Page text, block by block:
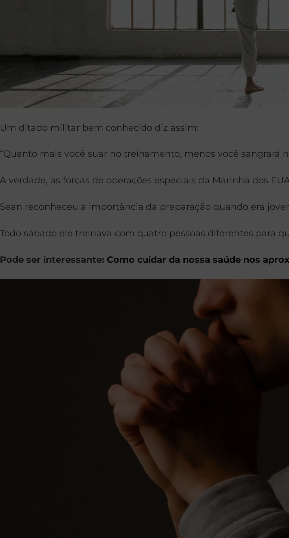
Um ditado militar bem conhecido diz assim:
“Quanto mais você suar no treinamento, menos você sangrará
A verdade, as forças de operações especiais da Marinha dos
Sean reconheceu a importância da preparação quando era
Todo sábado ele treinava com quatro pessoas diferentes para
Pode ser interessante: Como cuidar da nossa saúde nos